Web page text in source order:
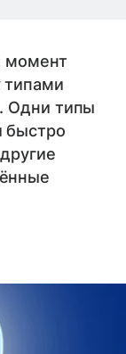
момент
типами
Одни типы
быстро